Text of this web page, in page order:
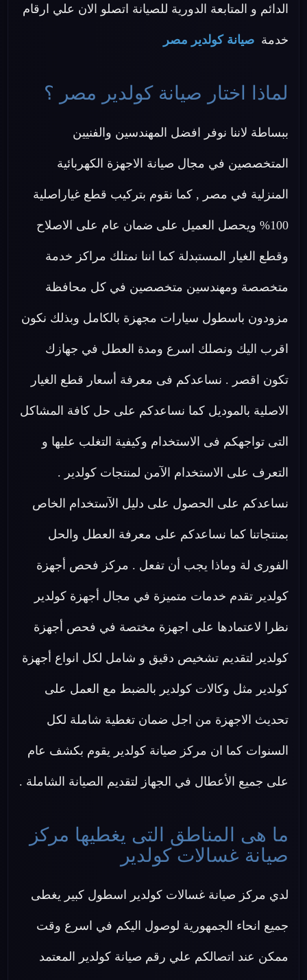
الدائم و المتابعة الدورية للصيانة اتصلو الان علي ارقام
خدمة صيانة كولدير مصر
لماذا اختار صيانة كولدير مصر ؟
ببساطة لاننا نوفر افضل المهندسين والفنيين
المتخصصين في مجال صيانة الاجهزة الكهربائية
المنزلية في مصر , كما نقوم بتركيب قطع غياراصلية
100% ويحصل العميل على ضمان عام على الاصلاح
وقطع الغيار المستبدلة كما اننا نمتلك مراكز خدمة
متخصصة ومهندسين متخصصين في كل محافظة
مزودون باسطول سيارات مجهزة بالكامل وبذلك نكون
اقرب اليك ونصلك اسرع ومدة العطل في جهازك
تكون اقصر . نساعدكم فى معرفة أسعار قطع الغيار
الاصلية بالموديل كما نساعدكم على حل كافة المشاكل
التى تواجهكم فى الاستخدام وكيفية التغلب عليها و
التعرف على الاستخدام الآمن لمنتجات كولدير .
نساعدكم على الحصول على دليل الآستخدام الخاص
بمنتجاتنا كما نساعدكم على معرفة العطل والحل
الفورى لة وماذا يجب أن تفعل . مركز فحص أجهزة
كولدير تقدم خدمات متميزة في مجال أجهزة كولدير
نظرا لاعتمادها على اجهزة مختصة في فحص أجهزة
كولدير لتقديم تشخيص دقيق و شامل لكل انواع أجهزة
كولدير مثل وكالات كولدير بالضبط مع العمل على
تحديث الاجهزة من اجل ضمان تغطية شاملة لكل
السنوات كما ان مركز صيانة كولدير يقوم بكشف عام
على جميع الأعطال في الجهاز لتقديم الصيانة الشاملة .
ما هى المناطق التى يغطيها مركز
صيانة غسالات كولدير
لدي مركز صيانة غسالات كولدير اسطول كبير يغطى
جميع انحاء الجمهورية لوصول اليكم في اسرع وقت
ممكن عند اتصالكم علي رقم صيانة كولدير المعتمد